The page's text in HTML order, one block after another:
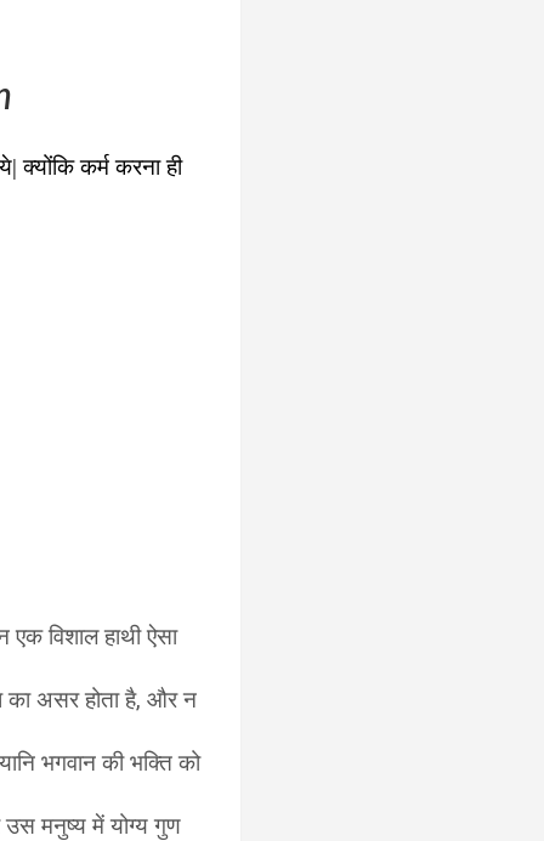
क्योंकि कर्म करना ही
विशाल हाथी ऐसा
का असर होता है, और न
भगवान की भक्ति को
उस मनुष्य में योग्य गुण